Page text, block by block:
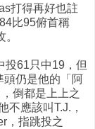
打得再好也註
比95俯首稱
投61只中19，但
頭仍是他的「阿
倒都是上上之
不應該叫T.J.，
，指跳投之